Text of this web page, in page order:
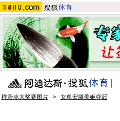
样滑冰大奖赛图片
> 女单安滕美姬夺冠